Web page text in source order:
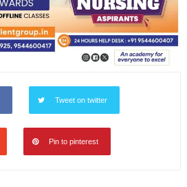
Tweet on twitter
Pin to pinterest